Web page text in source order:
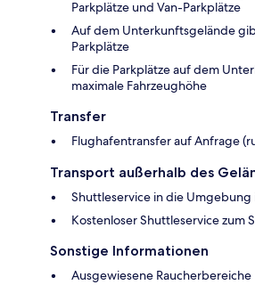
Parkplätze und Van-Parkplätze
Auf dem Unterkunftsgelände
Parkplätze
Für die Parkplätze auf dem
maximale Fahrzeughöhe
Transfer
Flughafentransfer auf Anfrage
Transport außerhalb des
Shuttleservice in die Umgebung
Kostenloser Shuttleservice zum
Sonstige Informationen
Ausgewiesene Raucherbereiche